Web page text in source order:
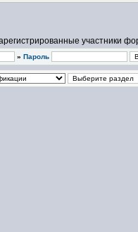
участники
» Пароль